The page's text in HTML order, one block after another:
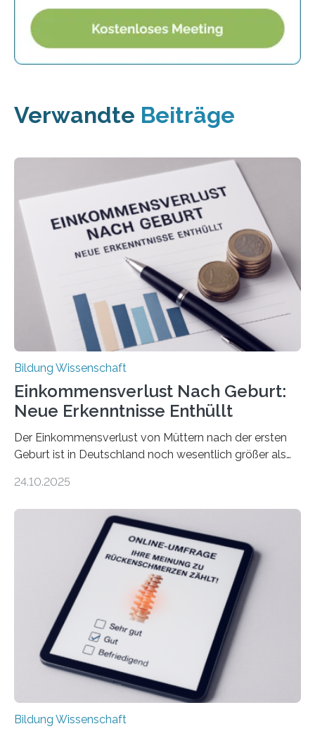
Verwandte Beiträge
Bildung Wissenschaft
Einkommensverlust Nach Geburt:
Neue Erkenntnisse Enthüllt
Der Einkommensverlust von Müttern nach der ersten
Geburt ist in Deutschland noch wesentlich größer als
nach der Geburt durchschnittlich fast 30.000 Euro
langfristigen Auswirkungen auf Karriere und die spätere
Rente. Bisherige Schätzungen lagen bei rund 20.000
Euro und damit etwa 30 Prozent zu niedrig. Zu diesem
Ergebnis kommt eine neue Studie des ZEW Mannheim
mit der Universität Tilburg. „Werden Frauen unter 30
Jahren erstmals…
24.10.2025
Bildung Wissenschaft